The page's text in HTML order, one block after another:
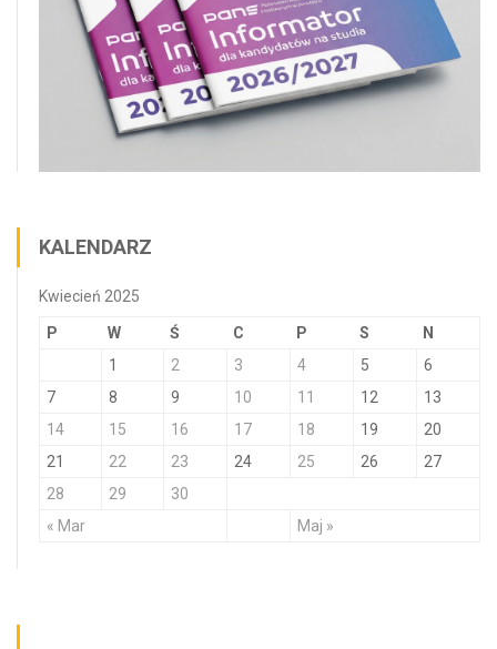
KALENDARZ
Kwiecień 2025
P W Ś C P S N
« Mar Maj »
1 2 3 4 5
6
7
8 9 10 11 12
13
14
15 16 17 18 19
20
21
22 23 24 25 26
27
28
29 30